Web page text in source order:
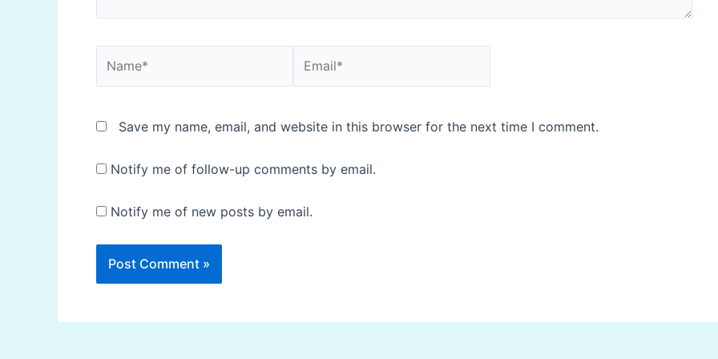
Save my name, email, and website in this browser for the next time I comment.
Notify me of follow-up comments by email.
Notify me of new posts by email.